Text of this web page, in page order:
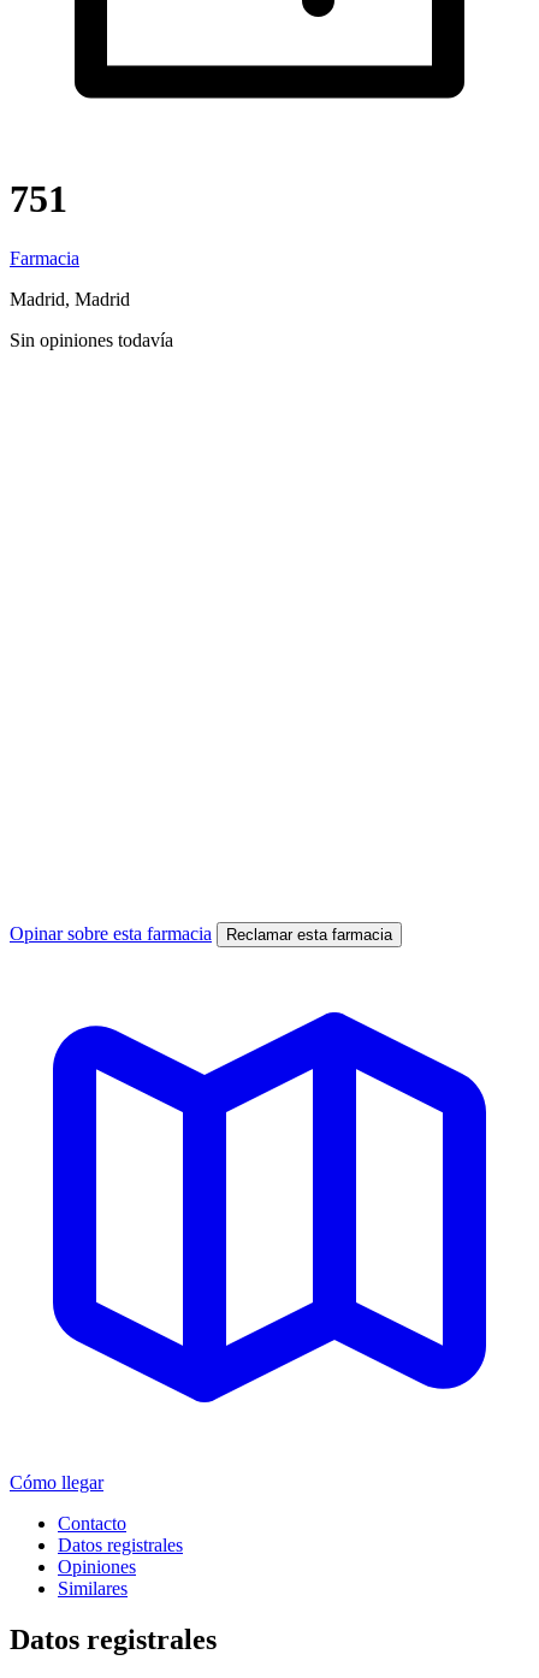
751
Farmacia
Madrid, Madrid
Sin opiniones todavía
Opinar sobre esta farmacia Reclamar esta farmacia
Cómo llegar
Contacto
Datos registrales
Opiniones
Similares
Datos registrales